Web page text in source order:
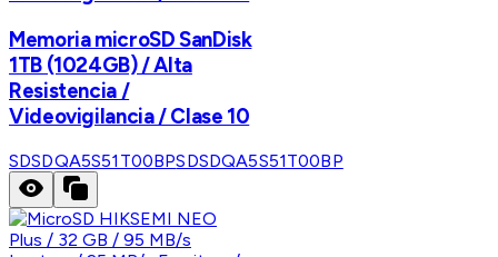
Memoria microSD SanDisk
1TB (1024GB) / Alta
Resistencia /
Videovigilancia / Clase 10
SDSDQA5S51T00BPSDSDQA5S51T00BP